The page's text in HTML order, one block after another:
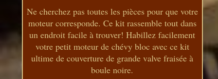
Ne cherchez pas toutes les pièces pour que votre
moteur corresponde. Ce kit rassemble tout dans
un endroit facile à trouver! Habillez facilement
votre petit moteur de chévy bloc avec ce kit
ultime de couverture de grande valve fraisée à
boule noire.